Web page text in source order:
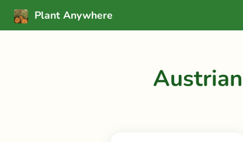
Plant Anywhere